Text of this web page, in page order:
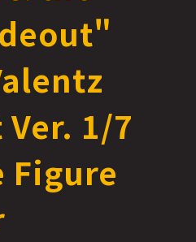
1/7
Figure